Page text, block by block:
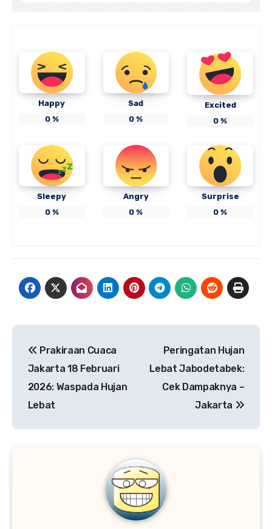
Happy
0%
Sad
0 %
Excited
0 %
Sleepy
0%
Angry
0 %
Surprise
0 %
pos
Prakiraan Cuaca
Jakarta 18 Februari
2026: Waspada Hujan
Lebat
Peringatan Hujan
Lebat Jabodetabek:
Cek Dampaknya –
Jakarta